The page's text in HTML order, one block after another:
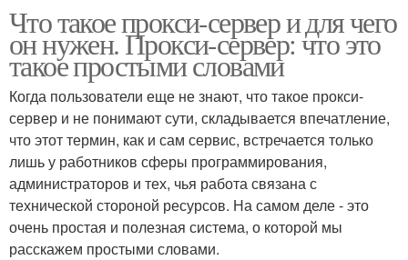
Что такое прокси-сервер и для чего
он нужен. Прокси-сервер: что это
такое простыми словами
Когда пользователи еще не знают, что такое прокси-
сервер и не понимают сути, складывается впечатление,
что этот термин, как и сам сервис, встречается только
лишь у работников сферы программирования,
администраторов и тех, чья работа связана с
технической стороной ресурсов. На самом деле - это
очень простая и полезная система, о которой мы
расскажем простыми словами.